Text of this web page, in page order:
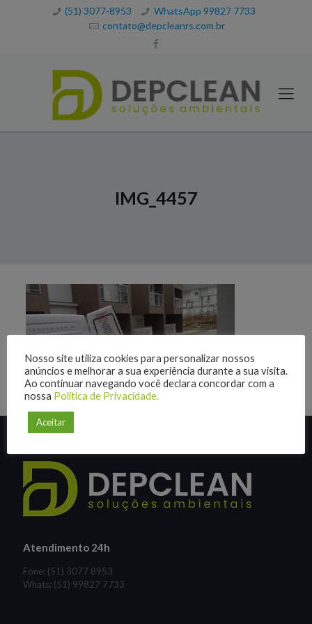
(51) 3077-8953
WhatsApp 99827 7733
contato@depcleanrs.com.br
IMG_4457
Atendimento 24h
Fone: (51) 3077 8953
Whats: (51) 99827 7733
Nosso site utiliza cookies para personalizar nossos
anúncios e melhorar a sua experiência durante a sua visita.
Ao continuar navegando você declara concordar com a
nossa Política de Privacidade.
Aceitar